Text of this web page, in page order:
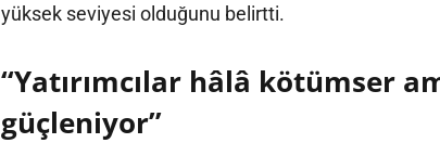
yüksek seviyesi olduğunu belirtti.
“Yatırımcılar hâlâ kötümser
güçleniyor”